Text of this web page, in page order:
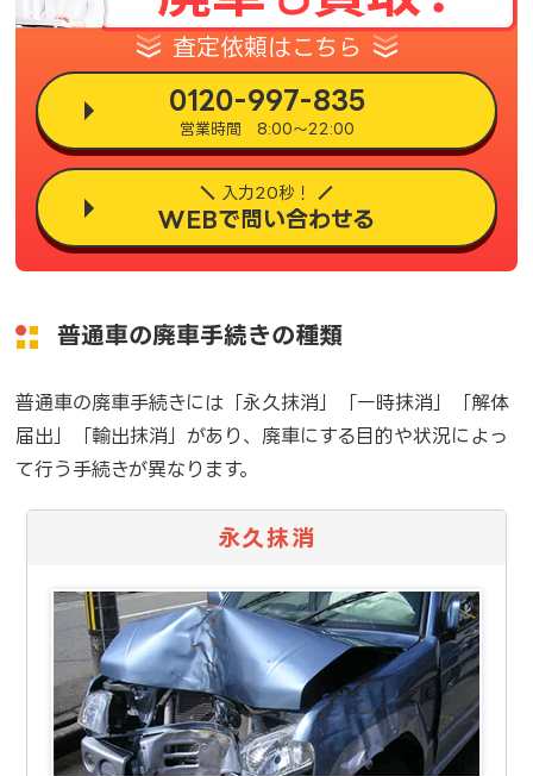
査定依頼はこちら
0120-997-835
営業時間 8:00～22:00
入力20秒！
WEBで問い合わせる
普通車の廃車手続きの種類
普通車の廃車手続きには「永久抹消」「一時抹消」「解体
届出」「輸出抹消」があり、廃車にする目的や状況によっ
て行う手続きが異なります。
永久抹消